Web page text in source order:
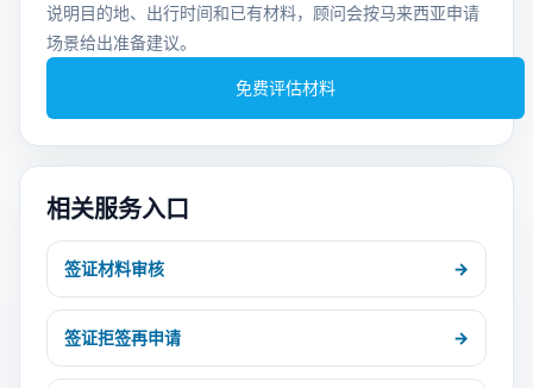
说明目的地、出行时间和已有材料，顾问会按马来西亚申请
场景给出准备建议。
免费评估材料
相关服务入口
签证材料审核 →
签证拒签再申请 →